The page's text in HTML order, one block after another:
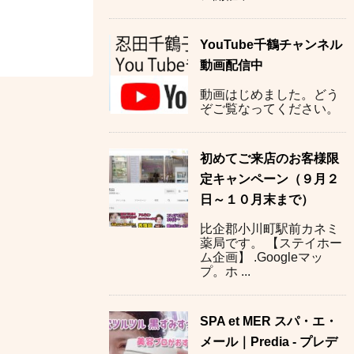
YouTube千鶴チャンネル
動画配信中
動画はじめました。どう
ぞご覧なってください。
初めてご来店のお客様限
定キャンペーン（９月２
日～１０月末まで）
比企郡小川町駅前カネミ
薬局です。 【ステイホー
ム企画】 .Googleマッ
プ。ホ ...
SPA et MER スパ・エ・
メール｜Predia - プレデ